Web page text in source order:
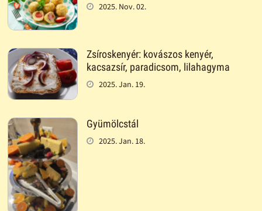
2025. Nov. 02.
Zsíroskenyér: kovászos kenyér,
kacsazsír, paradicsom, lilahagyma
2025. Jan. 19.
Gyümölcstál
2025. Jan. 18.